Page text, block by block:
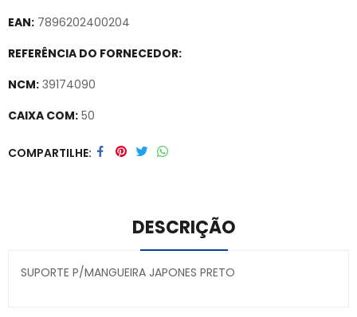
EAN: 7896202400204
REFERÊNCIA DO FORNECEDOR:
NCM: 39174090
CAIXA COM: 50
Secure crypto portfolio manager for desktops and mobile –
COMPARTILHE
DESCRIÇÃO
SUPORTE P/MANGUEIRA JAPONES PRETO